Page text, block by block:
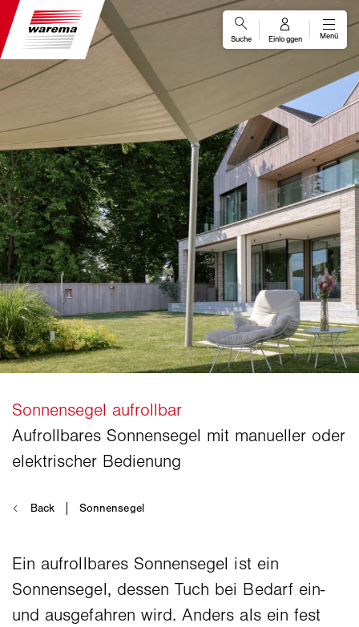
Ein aufrollbares Sonnensegel ist ein
Sonnensegel, dessen Tuch bei Bedarf ein-
und ausgefahren wird. Anders als ein fest